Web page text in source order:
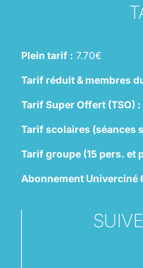
Plein tarif : 7.70€
Tarif réduit & membres
Tarif Super Offert (TSO) :
Tarif scolaires (séances
Tarif groupe (15 pers. et
Abonnement Univerciné